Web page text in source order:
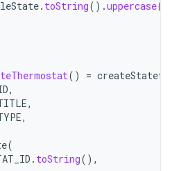
. toString().uppercase(
() =
,
,
,
(
. toString(),